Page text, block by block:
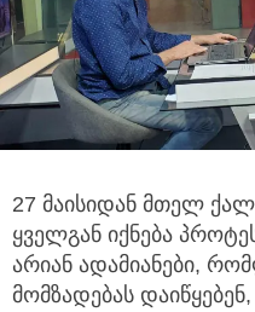
27 მაისიდან მთელ
ყველგან იქნება
არიან ადამიანები,
მომზადებას